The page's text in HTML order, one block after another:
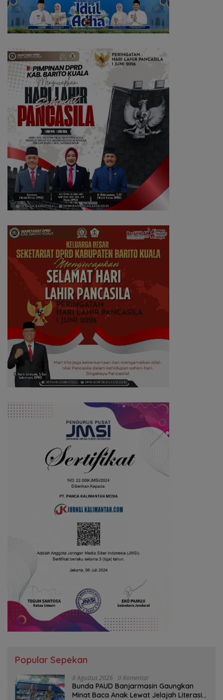
Popular Sepekan
8 Agustus 2026 0 Komentar
Bunda PAUD Banjarmasin Gaungkan
Minat Baca Anak Lewat Jelajah Literasi